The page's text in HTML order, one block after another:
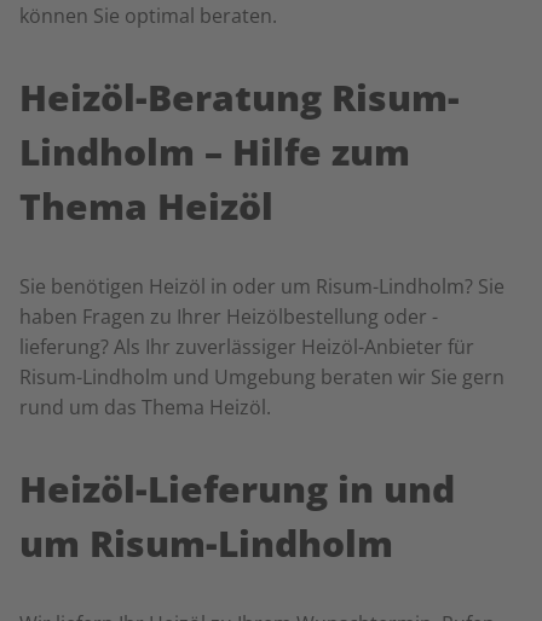
können Sie optimal beraten.
Heizöl-Beratung Risum-
Lindholm – Hilfe zum
Thema Heizöl
Sie benötigen Heizöl in oder um Risum-Lindholm? Sie
haben Fragen zu Ihrer Heizölbestellung oder -
lieferung? Als Ihr zuverlässiger Heizöl-Anbieter für
Risum-Lindholm und Umgebung beraten wir Sie gern
rund um das Thema Heizöl.
Heizöl-Lieferung in und
um Risum-Lindholm